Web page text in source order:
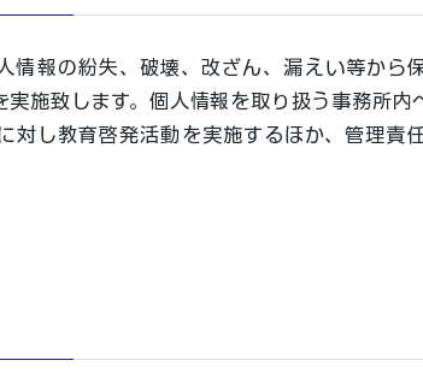
情報の紛失、破壊、改ざん、漏えい等から
施致します。個人情報を取り扱う事務所
対し教育啓発活動を実施するほか、管理責